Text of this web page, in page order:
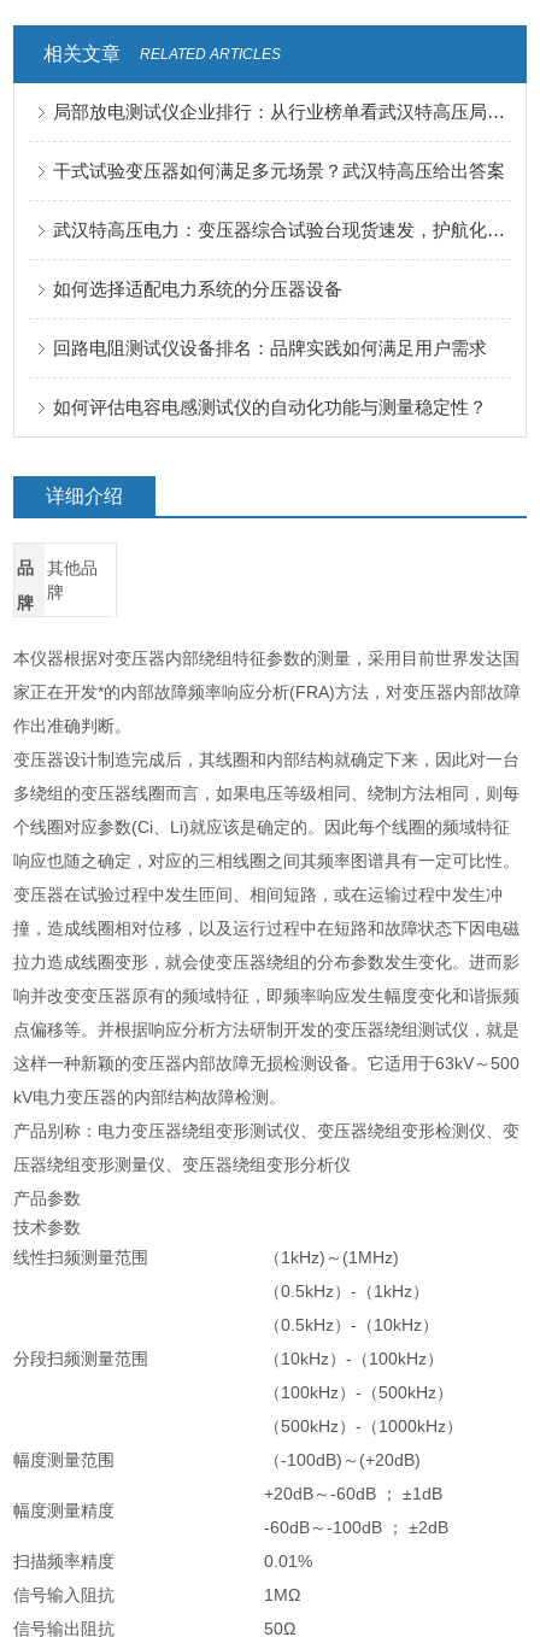
相关文章 RELATED ARTICLES
局部放电测试仪企业排行：从行业榜单看武汉特高压局放测试仪的用户选择
干式试验变压器如何满足多元场景？武汉特高压给出答案
武汉特高压电力：变压器综合试验台现货速发，护航化工变压器安全运行​
如何选择适配电力系统的分压器设备
回路电阻测试仪设备排名：品牌实践如何满足用户需求
如何评估电容电感测试仪的自动化功能与测量稳定性？
详细介绍
品
牌
其他品
牌
本仪器根据对变压器内部绕组特征参数的测量，采用目前世界发达国
家正在开发*的内部故障频率响应分析(FRA)方法，对变压器内部故障
作出准确判断。
变压器设计制造完成后，其线圈和内部结构就确定下来，因此对一台
多绕组的变压器线圈而言，如果电压等级相同、绕制方法相同，则每
个线圈对应参数(Ci、Li)就应该是确定的。因此每个线圈的频域特征
响应也随之确定，对应的三相线圈之间其频率图谱具有一定可比性。
变压器在试验过程中发生匝间、相间短路，或在运输过程中发生冲
撞，造成线圈相对位移，以及运行过程中在短路和故障状态下因电磁
拉力造成线圈变形，就会使变压器绕组的分布参数发生变化。进而影
响并改变变压器原有的频域特征，即频率响应发生幅度变化和谐振频
点偏移等。并根据响应分析方法研制开发的变压器绕组测试仪，就是
这样一种新颖的变压器内部故障无损检测设备。它适用于63kV～500
kV电力变压器的内部结构故障检测。
产品别称：电力变压器绕组变形测试仪、变压器绕组变形检测仪、变
压器绕组变形测量仪、变压器绕组变形分析仪
产品参数
技术参数
线性扫频测量范围
（1kHz)～(1MHz)
分段扫频测量范围
（0.5kHz）-（1kHz）
（0.5kHz）-（10kHz）
（10kHz）-（100kHz）
（100kHz）-（500kHz）
（500kHz）-（1000kHz）
幅度测量范围
（-100dB)～(+20dB)
幅度测量精度
+20dB～-60dB ； ±1dB
-60dB～-100dB ； ±2dB
扫描频率精度
0.01%
信号输入阻抗
1MΩ
信号输出阻抗
50Ω